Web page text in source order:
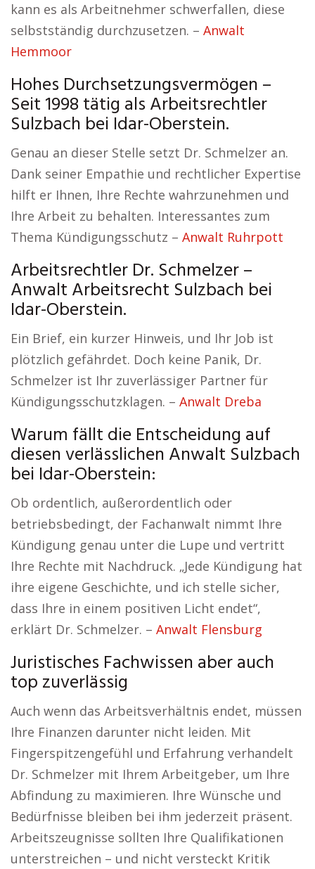
kann es als Arbeitnehmer schwerfallen, diese
selbstständig durchzusetzen. – Anwalt
Hemmoor
Hohes Durchsetzungsvermögen –
Seit 1998 tätig als Arbeitsrechtler
Sulzbach bei Idar-Oberstein.
Genau an dieser Stelle setzt Dr. Schmelzer an.
Dank seiner Empathie und rechtlicher Expertise
hilft er Ihnen, Ihre Rechte wahrzunehmen und
Ihre Arbeit zu behalten. Interessantes zum
Thema Kündigungsschutz – Anwalt Ruhrpott
Arbeitsrechtler Dr. Schmelzer –
Anwalt Arbeitsrecht Sulzbach bei
Idar-Oberstein.
Ein Brief, ein kurzer Hinweis, und Ihr Job ist
plötzlich gefährdet. Doch keine Panik, Dr.
Schmelzer ist Ihr zuverlässiger Partner für
Kündigungsschutzklagen. – Anwalt Dreba
Warum fällt die Entscheidung auf
diesen verlässlichen Anwalt Sulzbach
bei Idar-Oberstein:
Ob ordentlich, außerordentlich oder
betriebsbedingt, der Fachanwalt nimmt Ihre
Kündigung genau unter die Lupe und vertritt
Ihre Rechte mit Nachdruck. „Jede Kündigung hat
ihre eigene Geschichte, und ich stelle sicher,
dass Ihre in einem positiven Licht endet“,
erklärt Dr. Schmelzer. – Anwalt Flensburg
Juristisches Fachwissen aber auch
top zuverlässig
Auch wenn das Arbeitsverhältnis endet, müssen
Ihre Finanzen darunter nicht leiden. Mit
Fingerspitzengefühl und Erfahrung verhandelt
Dr. Schmelzer mit Ihrem Arbeitgeber, um Ihre
Abfindung zu maximieren. Ihre Wünsche und
Bedürfnisse bleiben bei ihm jederzeit präsent.
Arbeitszeugnisse sollten Ihre Qualifikationen
unterstreichen – und nicht versteckt Kritik